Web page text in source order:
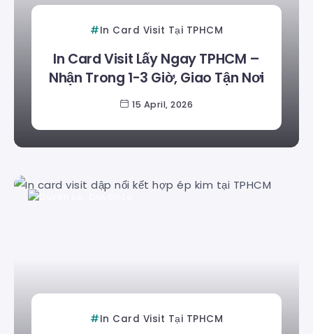
In Card Visit Tại TPHCM
In Card Visit Lấy Ngay TPHCM –
Nhận Trong 1-3 Giờ, Giao Tận Nơi
15 April, 2026
In Card Visit Tại TPHCM